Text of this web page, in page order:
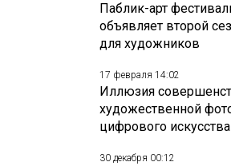
Паблик-арт
объявляет второй
для художников
17 февраля 14:02
Иллюзия
художественной
цифрового искусства
30 декабря 00:12